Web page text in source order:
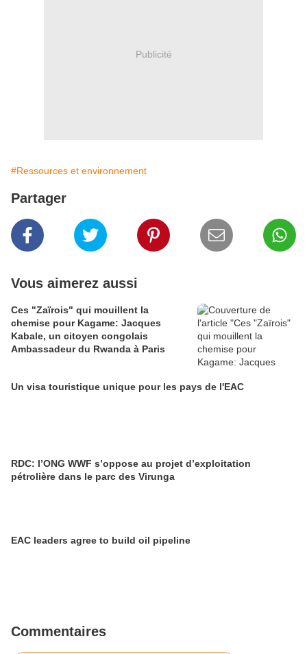
Publicité
#Ressources et environnement
Partager
Vous aimerez aussi
Ces "Zaïrois" qui mouillent la
chemise pour Kagame: Jacques
Kabale, un citoyen congolais
Ambassadeur du Rwanda à Paris
Un visa touristique unique pour les pays de l'EAC
RDC: l’ONG WWF s’oppose au projet d’exploitation
pétrolière dans le parc des Virunga
EAC leaders agree to build oil pipeline
Commentaires